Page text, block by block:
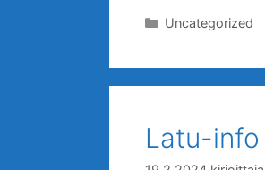
Kategoriat
Uncategorized
Latu-info